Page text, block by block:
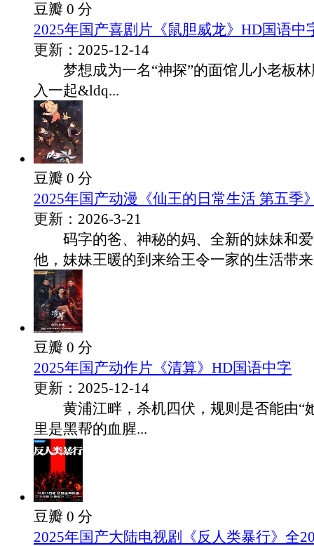
豆瓣 0 分
2025年国产喜剧片《鼠胆威龙》HD国语中
更新：2025-12-14
梦想成为一名“神探”的面馆儿小老板林
入一起&ldq...
豆瓣 0 分
2025年国产动漫《仙王的日常生活 第五季
更新：2026-3-21
码字的爸、神秘的妈、全新的妹妹和爱
他，妹妹王暖的到来给王令一家的生活带
豆瓣 0 分
2025年国产动作片《清算》HD国语中字
更新：2025-12-14
黄浦江畔，杀机四伏，规则是否能由“
里是黑帮的血腥...
豆瓣 0 分
2025年国产大陆电视剧《反人类暴行》全